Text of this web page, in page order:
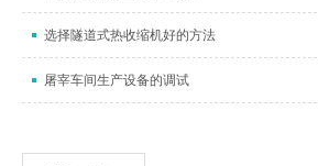
选择隧道式热收缩机好的方法
屠宰车间生产设备的调试